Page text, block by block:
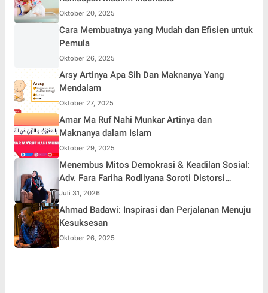
Oktober 20, 2025
Cara Membuatnya yang Mudah dan Efisien untuk
Pemula
Oktober 26, 2025
Arsy Artinya Apa Sih Dan Maknanya Yang
Mendalam
Oktober 27, 2025
Amar Ma Ruf Nahi Munkar Artinya dan
Maknanya dalam Islam
Oktober 29, 2025
Menembus Mitos Demokrasi & Keadilan Sosial:
Adv. Fara Fariha Rodliyana Soroti Distorsi
Simpati Publik dan Aksi Main Hakim Sendiri
Juli 31, 2026
Ahmad Badawi: Inspirasi dan Perjalanan Menuju
Kesuksesan
Oktober 26, 2025